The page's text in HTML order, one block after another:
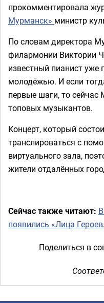
прокомментировала
Мурманск» министр
По словам директора
филармонии Виктории
известный пианист уже
молодёжью. И если
первые шаги, то сейчас
топовых музыкантов.
Концерт, который
транслироваться с
виртуального зала,
жители отдалённых
Сейчас также читают:
появились «Лица
Поделиться в